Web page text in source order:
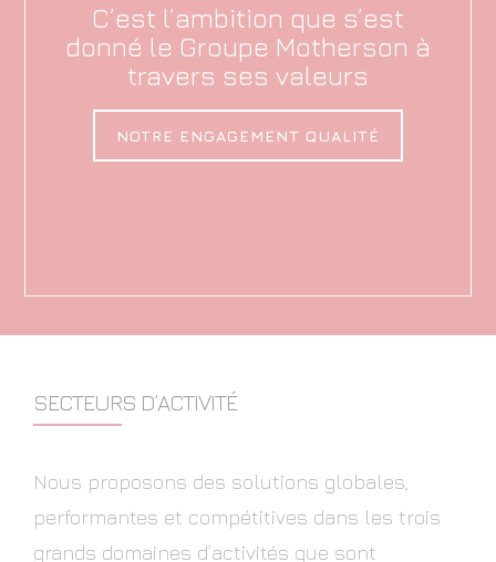
C’est l’ambition que s’est
donné le Groupe Motherson à
travers ses valeurs
NOTRE ENGAGEMENT QUALITÉ
SECTEURS D’ACTIVITÉ
Nous proposons des solutions globales,
performantes et compétitives dans les trois
grands domaines d’activités que sont